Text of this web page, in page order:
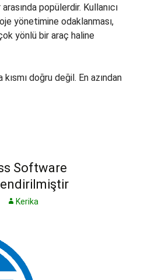
popülerdir. Kullanıcı
yönetimine odaklanması,
yönlü bir araç haline
doğru değil. En azından
Software
Kerika